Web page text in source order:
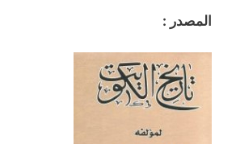
المصدر :